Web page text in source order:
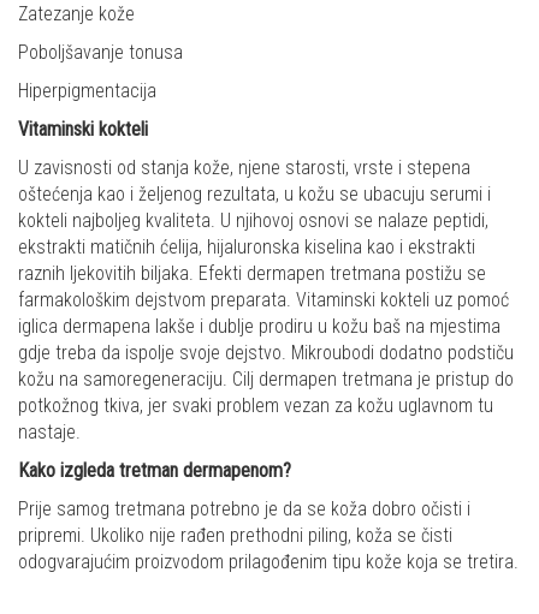
Zatezanje kože
Poboljšavanje tonusa
Hiperpigmentacija
Vitaminski kokteli
U zavisnosti od stanja kože, njene starosti, vrste i stepena
oštećenja kao i željenog rezultata, u kožu se ubacuju serumi i
kokteli najboljeg kvaliteta. U njihovoj osnovi se nalaze peptidi,
ekstrakti matičnih ćelija, hijaluronska kiselina kao i ekstrakti
raznih ljekovitih biljaka. Efekti dermapen tretmana postižu se
farmakološkim dejstvom preparata. Vitaminski kokteli uz pomoć
iglica dermapena lakše i dublje prodiru u kožu baš na mjestima
gdje treba da ispolje svoje dejstvo. Mikroubodi dodatno podstiču
kožu na samoregeneraciju. Cilj dermapen tretmana je pristup do
potkožnog tkiva, jer svaki problem vezan za kožu uglavnom tu
nastaje.
Kako izgleda tretman dermapenom?
Prije samog tretmana potrebno je da se koža dobro očisti i
pripremi. Ukoliko nije rađen prethodni piling, koža se čisti
odogvarajućim proizvodom prilagođenim tipu kože koja se tretira.